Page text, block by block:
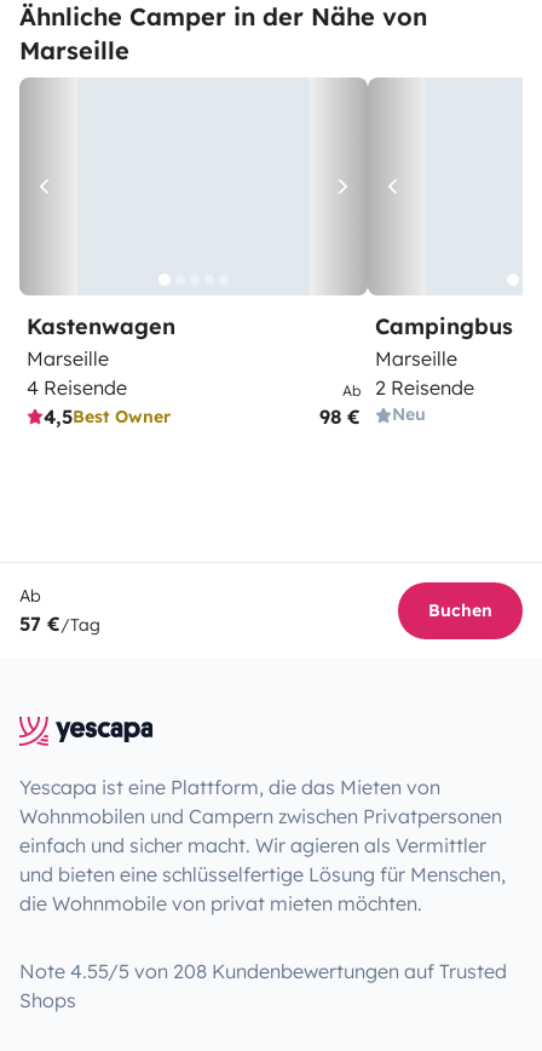
Ähnliche Camper in der Nähe von
Marseille
Kastenwagen
Marseille
4 Reisende
4,5Best Owner
Ab
98 €
Campingbus
Marseille
2 Reisende
Neu
Ab
57 €/Tag
Buchen
Yescapa ist eine Plattform, die das Mieten von
Wohnmobilen und Campern zwischen Privatpersonen
einfach und sicher macht. Wir agieren als Vermittler
und bieten eine schlüsselfertige Lösung für Menschen,
die Wohnmobile von privat mieten möchten.
Note 4.55/5 von 208 Kundenbewertungen auf Trusted
Shops